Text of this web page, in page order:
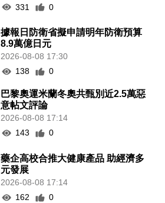
331
0
據報日防衛省擬申請明年防衛預算
8.9萬億日元
2026-08-08 17:30
138
0
巴黎奧運米蘭冬奧共甄別近2.5萬惡
意帖文評論
2026-08-08 17:14
143
0
藥企高校合推大健康產品 助經濟多
元發展
2026-08-08 17:14
162
0